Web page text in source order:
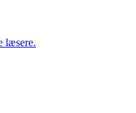
læsere.